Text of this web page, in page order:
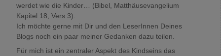
werdet wie die Kinder… (Bibel, Matthäusevangelium
Kapitel 18, Vers 3).
Ich möchte gerne mit Dir und den LeserInnen Deines
Blogs noch ein paar meiner Gedanken dazu teilen.
Für mich ist ein zentraler Aspekt des Kindseins das